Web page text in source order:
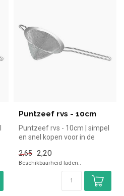
Puntzeef rvs - 10cm
Puntzeef rvs - 10cm | simpel
en snel kopen voor in de
2,65 2,20
Beschikbaarheid laden..